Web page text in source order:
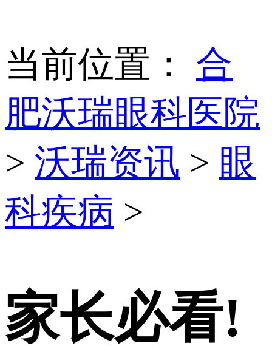
当前位置： 合
肥沃瑞眼科医院
> 沃瑞资讯 > 眼
科疾病 >
家长必看!